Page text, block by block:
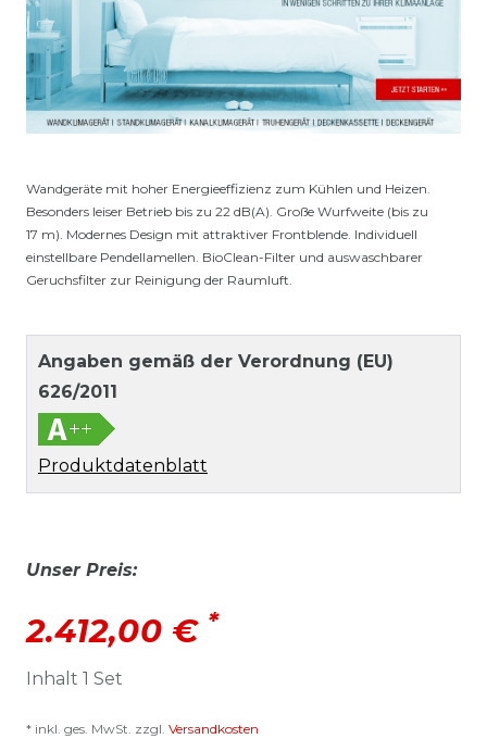
Wandgeräte mit hoher Energieeffizienz zum Kühlen und Heizen.
Besonders leiser Betrieb bis zu 22 dB(A). Große Wurfweite (bis zu
17 m). Modernes Design mit attraktiver Frontblende. Individuell
einstellbare Pendellamellen. BioClean-Filter und auswaschbarer
Geruchsfilter zur Reinigung der Raumluft.
Angaben gemäß der Verordnung (EU)
626/2011
Produktdatenblatt
Unser Preis:
2.412,00 € *
Inhalt 1 Set
* inkl. ges. MwSt. zzgl. Versandkosten